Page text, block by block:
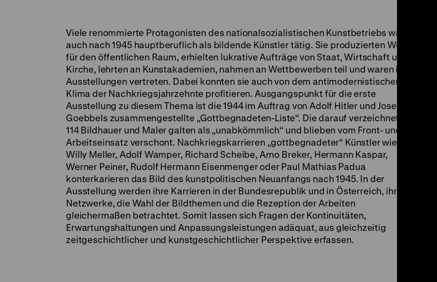
Viele renommierte Protagonisten des nationalsozialistischen Kunstbetriebs waren
auch nach 1945 hauptberuflich als bildende Künstler tätig. Sie produzierten Werke
für den öffentlichen Raum, erhielten lukrative Aufträge von Staat, Wirtschaft und
Kirche, lehrten an Kunstakademien, nahmen an Wettbewerben teil und waren in
Ausstellungen vertreten. Dabei konnten sie auch von dem antimodernistischen
Klima der Nachkriegsjahrzehnte profitieren. Ausgangspunkt für die erste
Ausstellung zu diesem Thema ist die 1944 im Auftrag von Adolf Hitler und Joseph
Goebbels zusammengestellte „Gottbegnadeten-Liste“. Die darauf verzeichneten
114 Bildhauer und Maler galten als „unabkömmlich“ und blieben vom Front- und
Arbeitseinsatz verschont. Nachkriegskarrieren „gottbegnadeter“ Künstler wie
Willy Meller, Adolf Wamper, Richard Scheibe, Arno Breker, Hermann Kaspar,
Werner Peiner, Rudolf Hermann Eisenmenger oder Paul Mathias Padua
konterkarieren das Bild des kunstpolitischen Neuanfangs nach 1945. In der
Ausstellung werden ihre Karrieren in der Bundesrepublik und in Österreich, ihre
Netzwerke, die Wahl der Bildthemen und die Rezeption der Arbeiten
gleichermaßen betrachtet. Somit lassen sich Fragen der Kontinuitäten,
Erwartungshaltungen und Anpassungsleistungen adäquat, aus gleichzeitig
zeitgeschichtlicher und kunstgeschichtlicher Perspektive erfassen.